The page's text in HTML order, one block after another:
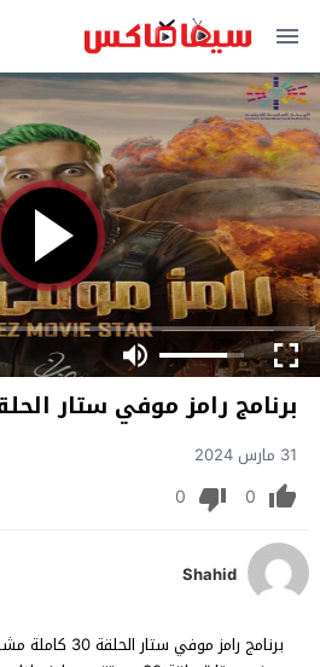
برنامج رامز موفي ستار الحلقة 30
31 مارس 2024
0
0
Shahid
برنامج رامز موفي